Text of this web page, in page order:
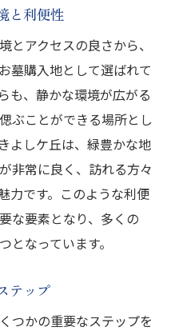
プロセス
しい基本情報
けるべき落とし穴
イント
ポートサービス
市お墓購入ガイド
で選ぶお墓購入の魅力
の墓地の魅力
めるお墓選び
する墓地
と利便性
とアクセスの良さから、
墓購入地として選ばれて
も、静かな環境が広がる
ぶことができる場所とし
よしケ丘は、緑豊かな地
非常に良く、訪れる方々
力です。このような利便
な要素となり、多くの
となっています。
テップ
つかの重要なステップを